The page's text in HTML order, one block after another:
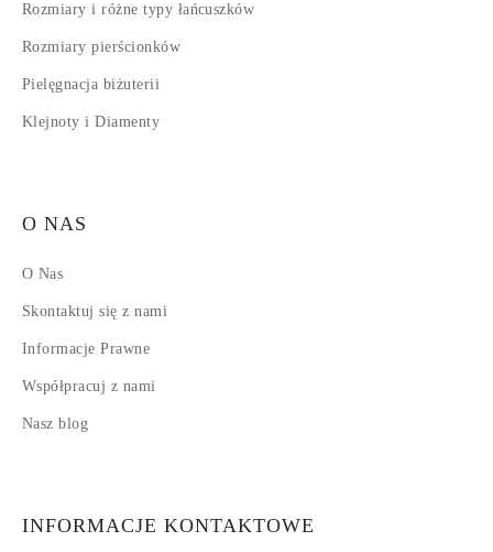
Rozmiary i różne typy łańcuszków
Rozmiary pierścionków
Pielęgnacja biżuterii
Klejnoty i Diamenty
O NAS
O Nas
Skontaktuj się z nami
Informacje Prawne
Współpracuj z nami
Nasz blog
INFORMACJE KONTAKTOWE